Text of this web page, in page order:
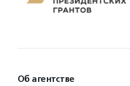
Об агентстве